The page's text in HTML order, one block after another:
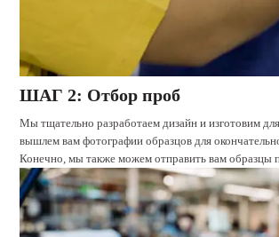
ШАГ 2: Отбор проб
Мы тщательно разработаем дизайн и изготовим
вышлем вам фотографии образцов для
Конечно, мы также можем отправить вам образцы